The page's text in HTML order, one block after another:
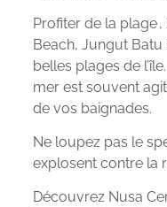
Profiter de la plage
Beach, Jungut
belles plages de
mer est souvent
de vos baignades.
Ne loupez pas le
explosent contre la
Découvrez Nusa